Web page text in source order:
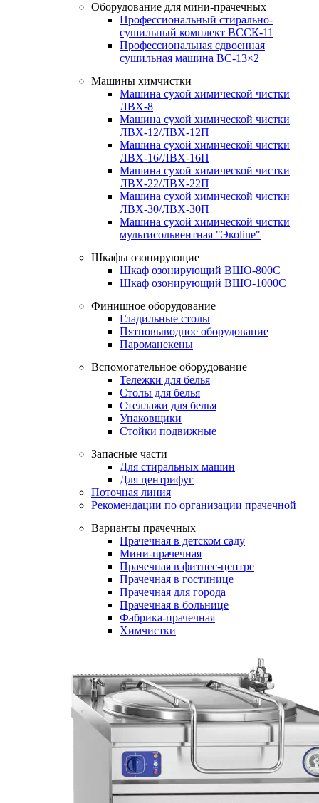
Оборудование для мини-прачечных
Профессиональный стирально-
сушильный комплект ВССК-11
Профессиональная сдвоенная
сушильная машина ВС-13×2
Машины химчистки
Машина сухой химической чистки
ЛВХ-8
Машина сухой химической чистки
ЛВХ-12/ЛВХ-12П
Машина сухой химической чистки
ЛВХ-16/ЛВХ-16П
Машина сухой химической чистки
ЛВХ-22/ЛВХ-22П
Машина сухой химической чистки
ЛВХ-30/ЛВХ-30П
Машина сухой химической чистки
мультисольвентная "Экоline"
Шкафы озонирующие
Шкаф озонирующий ВШО-800С
Шкаф озонирующий ВШО-1000С
Финишное оборудование
Гладильные столы
Пятновыводное оборудование
Пароманекены
Вспомогательное оборудование
Тележки для белья
Столы для белья
Стеллажи для белья
Упаковщики
Стойки подвижные
Запасные части
Для стиральных машин
Для центрифуг
Поточная линия
Рекомендации по организации прачечной
Варианты прачечных
Прачечная в детском саду
Мини-прачечная
Прачечная в фитнес-центре
Прачечная в гостинице
Прачечная для города
Прачечная в больнице
Фабрика-прачечная
Химчистки